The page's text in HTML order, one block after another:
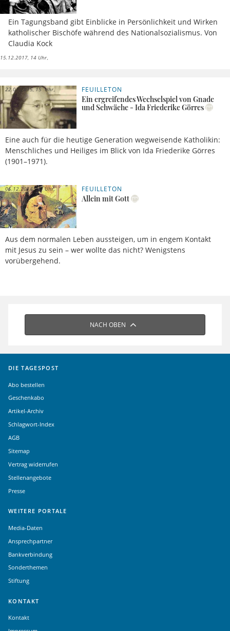
Ein Tagungsband gibt Einblicke in Persönlichkeit und Wirken
katholischer Bischöfe während des Nationalsozialismus. Von
Claudia Kock
15.12.2017, 14 Uhr
FEUILLETON
Ein ergreifendes Wechselspiel von Gnade
und Schwäche - Ida Friederike Görres
Eine auch für die heutige Generation wegweisende Katholikin:
Menschliches und Heiliges im Blick von Ida Friederike Görres
(1901–1971).
22.07.2015, 15 Uhr
FEUILLETON
Allein mit Gott
Aus dem normalen Leben aussteigen, um in engem Kontakt
mit Jesus zu sein – wer wollte das nicht? Wenigstens
vorübergehend.
05.12.2014, 15 Uhr
NACH OBEN
DIE TAGESPOST
Abo bestellen
Geschenkabo
Artikel-Archiv
Schlagwort-Index
AGB
Sitemap
Vertrag widerrufen
Stellenangebote
Presse
WEITERE PORTALE
Media-Daten
Ansprechpartner
Bankverbindung
Sonderthemen
Stiftung
KONTAKT
Kontakt